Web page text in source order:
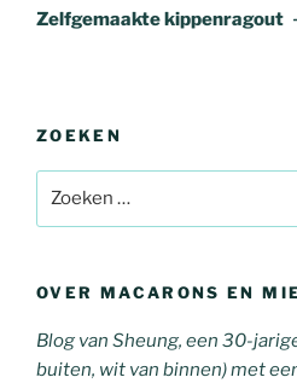
bericht
Zelfgemaakte kippenragout
ZOEKEN
naar:
OVER MACARONS EN
Blog van Sheung, een 30-
buiten, wit van binnen) met